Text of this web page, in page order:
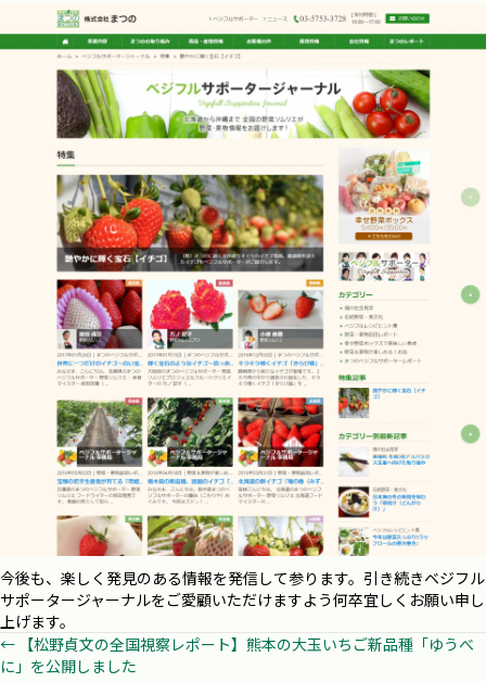
今後も、楽しく発見のある情報を発信して参ります。引き続きベジフル
サポータージャーナルをご愛顧いただけますよう何卒宜しくお願い申し
上げます。
Posts
← 【松野貞文の全国視察レポート】熊本の大玉いちご新品種「ゆうべ
に」を公開しました